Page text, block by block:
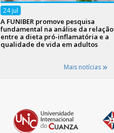
24 jul
A FUNIBER promove pesquisa
fundamental na análise da relação
entre a dieta pró-inflamatória e a
qualidade de vida em adultos
Mais notícias